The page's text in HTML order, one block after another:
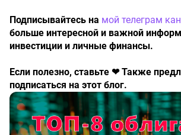
Подписывайтесь на мой телеграм
больше интересной и важной
инвестиции и личные финансы.
Если полезно, ставьте ❤ Также
подписаться на этот блог.